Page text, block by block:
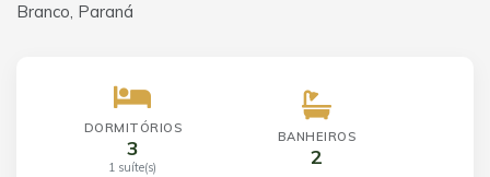
Branco, Paraná
DORMITÓRIOS
3
1 suíte(s)
BANHEIROS
2